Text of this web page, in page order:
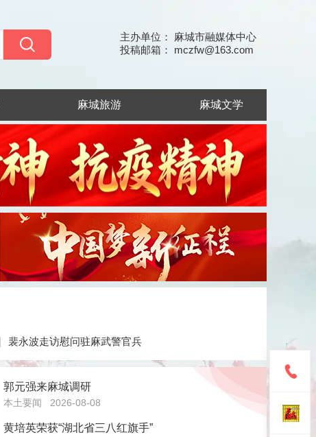
主办单位： 麻城市融媒体中心
投稿邮箱： mczfw@163.com
麻城旅游 麻城文学
裴永波走访慰问驻麻武警官兵
郭元强来麻城调研
本土要闻 2026-08-08
黄培英荣获“湖北省三八红旗手”